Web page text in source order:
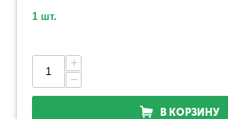
1 шт.
+
−
В КОРЗИНУ